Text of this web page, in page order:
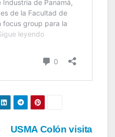
USMA Colón visita